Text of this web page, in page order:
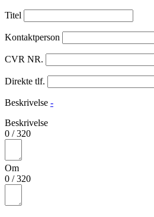
Titel
Kontaktperson
CVR NR.
Direkte tlf.
Beskrivelse -
Beskrivelse
0 /320
Om
0 /320